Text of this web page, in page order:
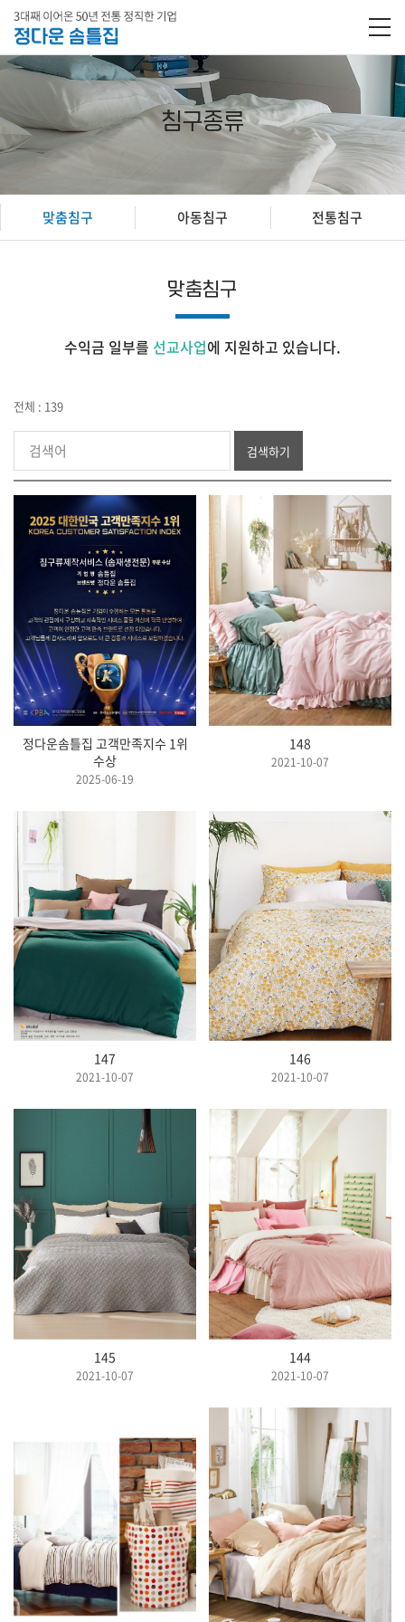
침구종류
맞춤침구 아동침구 전통침구
맞춤침구
수익금 일부를 선교사업에 지원하고 있습니다.
전체 : 139
검색하기
정다운솜틀집 고객만족지수 1위
수상
2025-06-19
148
2021-10-07
147
2021-10-07
146
2021-10-07
145
2021-10-07
144
2021-10-07